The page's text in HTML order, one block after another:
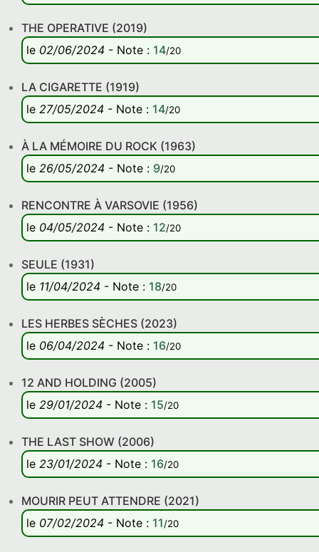
THE OPERATIVE (2019)
le 02/06/2024 - Note : 14/20
LA CIGARETTE (1919)
le 27/05/2024 - Note : 14/20
À LA MÉMOIRE DU ROCK (1963)
le 26/05/2024 - Note : 9/20
RENCONTRE À VARSOVIE (1956)
le 04/05/2024 - Note : 12/20
SEULE (1931)
le 11/04/2024 - Note : 18/20
LES HERBES SÈCHES (2023)
le 06/04/2024 - Note : 16/20
12 AND HOLDING (2005)
le 29/01/2024 - Note : 15/20
THE LAST SHOW (2006)
le 23/01/2024 - Note : 16/20
MOURIR PEUT ATTENDRE (2021)
le 07/02/2024 - Note : 11/20